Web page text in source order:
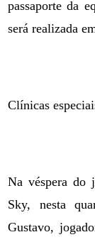
passaporte da
será realizada
Clínicas
Na véspera do
Sky, nesta
Gustavo,